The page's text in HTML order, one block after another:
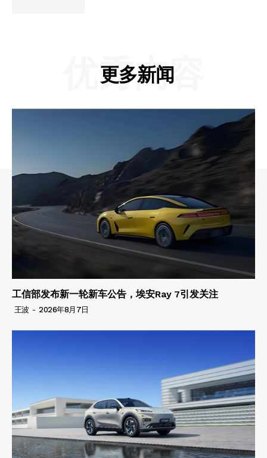
更多新闻
优秀内容
工信部发布新一轮新车公告，埃安Ray 7引发关注
王波 - 2026年8月7日